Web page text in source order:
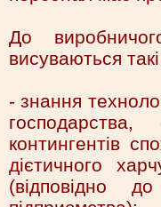
До
висуваються
- знання
контингентів
дієтичного
(відповідно